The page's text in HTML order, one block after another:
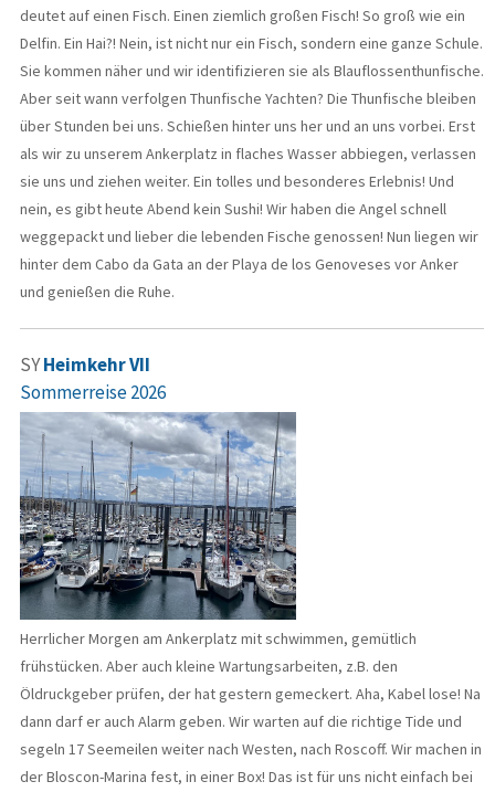
deutet auf einen Fisch. Einen ziemlich großen Fisch! So groß wie ein
Delfin. Ein Hai?! Nein, ist nicht nur ein Fisch, sondern eine ganze Schule.
Sie kommen näher und wir identifizieren sie als Blauflossenthunfische.
Aber seit wann verfolgen Thunfische Yachten? Die Thunfische bleiben
über Stunden bei uns. Schießen hinter uns her und an uns vorbei. Erst
als wir zu unserem Ankerplatz in flaches Wasser abbiegen, verlassen
sie uns und ziehen weiter. Ein tolles und besonderes Erlebnis! Und
nein, es gibt heute Abend kein Sushi! Wir haben die Angel schnell
weggepackt und lieber die lebenden Fische genossen! Nun liegen wir
hinter dem Cabo da Gata an der Playa de los Genoveses vor Anker
und genießen die Ruhe.
SYHeimkehr VII
Sommerreise 2026
Herrlicher Morgen am Ankerplatz mit schwimmen, gemütlich
frühstücken. Aber auch kleine Wartungsarbeiten, z.B. den
Öldruckgeber prüfen, der hat gestern gemeckert. Aha, Kabel lose! Na
dann darf er auch Alarm geben. Wir warten auf die richtige Tide und
segeln 17 Seemeilen weiter nach Westen, nach Roscoff. Wir machen in
der Bloscon-Marina fest, in einer Box! Das ist für uns nicht einfach bei